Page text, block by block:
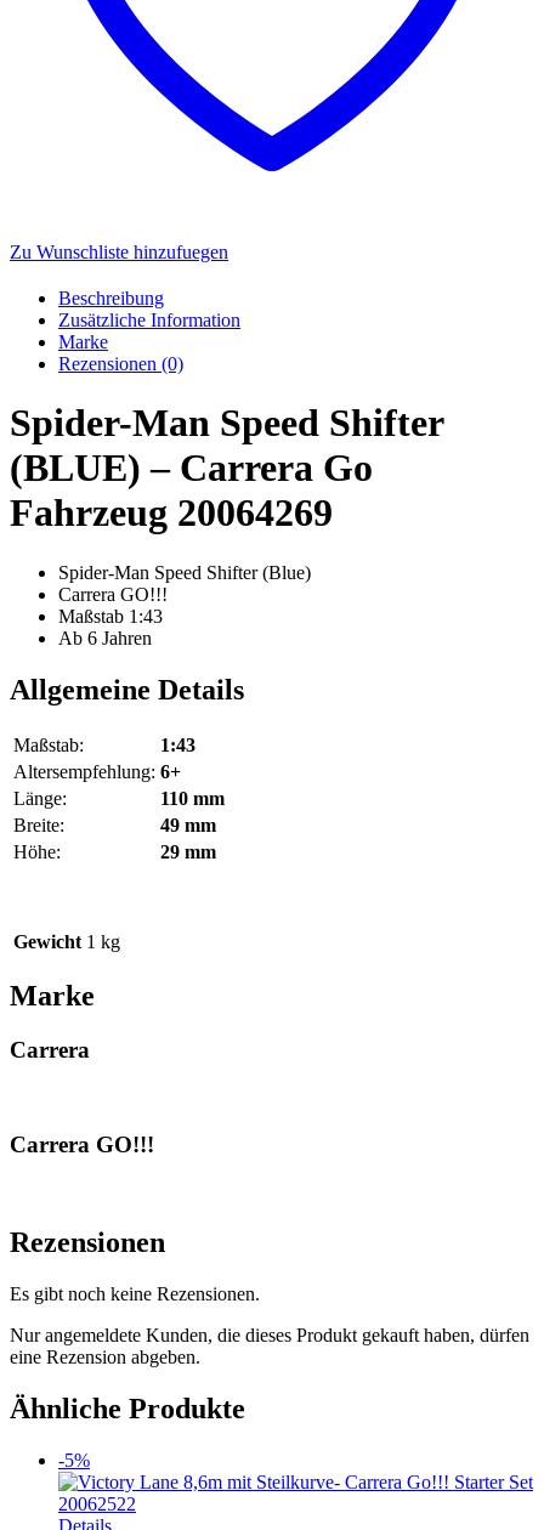
Zu Wunschliste hinzufuegen
Beschreibung
Zusätzliche Information
Marke
Rezensionen (0)
Spider-Man Speed Shifter
(BLUE) – Carrera Go
Fahrzeug 20064269
Spider-Man Speed Shifter (Blue)
Carrera GO!!!
Maßstab 1:43
Ab 6 Jahren
Allgemeine Details
Maßstab:
1:43
Altersempfehlung: 6+
Länge:
110 mm
Breite:
49 mm
Höhe:
29 mm
Gewicht 1 kg
Marke
Carrera
Carrera GO!!!
Rezensionen
Es gibt noch keine Rezensionen.
Nur angemeldete Kunden, die dieses Produkt gekauft haben, dürfen
eine Rezension abgeben.
Ähnliche Produkte
-5%